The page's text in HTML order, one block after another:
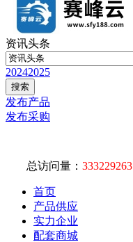
资讯头条
20242025
发布产品
发布采购
总访问量： 333229263
首页
产品供应
实力企业
配套商城